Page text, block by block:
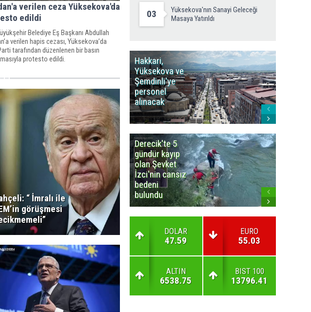
verilen ceza Yüksekova'da
edildi
Belediye Eş Başkanı Abdullah
verilen hapis cezası, Yüksekova’da
tarafından düzenlenen bir basın
protesto edildi.
“ İmralı ile
görüşmesi
03
Yüksekova'nın Sanayi Geleceği
Masaya Yatırıldı
Hakkari,
Yüksekova ve
Şemdinli'ye
personel
alınacak
Derecik'te 5
gündür kayıp
olan Şevket
İzci'nin cansız
bedeni
bulundu
DOLAR
47.59
EURO
55.03
ALTIN
6538.75
BIST 100
13796.41